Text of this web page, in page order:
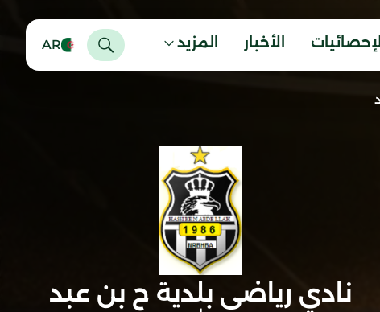
الأخبار المزيد AR
نادي رياضي بلدية ح بن عبد